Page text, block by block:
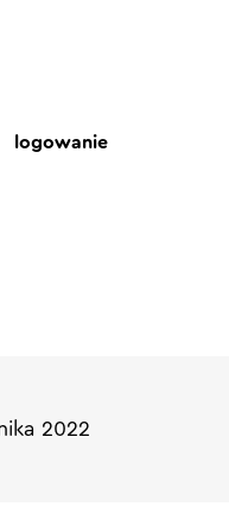
logowanie
2022